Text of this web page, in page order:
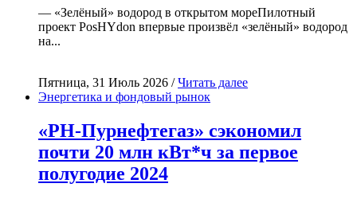
— «Зелёный» водород в открытом мореПилотный
проект PosHYdon впервые произвёл «зелёный» водород
на...
Пятница, 31 Июль 2026 /Читать далее
Энергетика и фондовый рынок
«РН-Пурнефтегаз» сэкономил
почти 20 млн кВт*ч за первое
полугодие 2024